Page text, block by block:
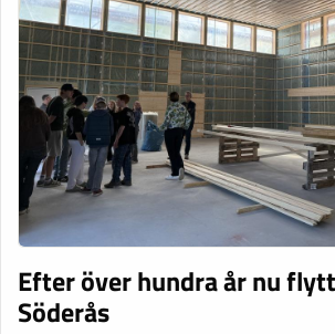
Efter över hundra år nu
Söderås